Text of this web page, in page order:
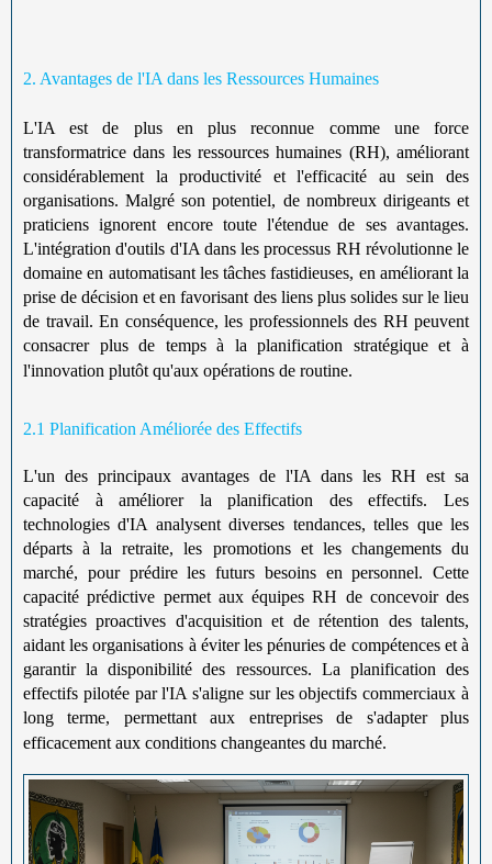
2. Avantages de l'IA dans les Ressources Humaines
L'IA est de plus en plus reconnue comme une force
transformatrice dans les ressources humaines (RH), améliorant
considérablement la productivité et l'efficacité au sein des
organisations. Malgré son potentiel, de nombreux dirigeants et
praticiens ignorent encore toute l'étendue de ses avantages.
L'intégration d'outils d'IA dans les processus RH révolutionne le
domaine en automatisant les tâches fastidieuses, en améliorant la
prise de décision et en favorisant des liens plus solides sur le lieu
de travail. En conséquence, les professionnels des RH peuvent
consacrer plus de temps à la planification stratégique et à
l'innovation plutôt qu'aux opérations de routine.
2.1 Planification Améliorée des Effectifs
L'un des principaux avantages de l'IA dans les RH est sa
capacité à améliorer la planification des effectifs. Les
technologies d'IA analysent diverses tendances, telles que les
départs à la retraite, les promotions et les changements du
marché, pour prédire les futurs besoins en personnel. Cette
capacité prédictive permet aux équipes RH de concevoir des
stratégies proactives d'acquisition et de rétention des talents,
aidant les organisations à éviter les pénuries de compétences et à
garantir la disponibilité des ressources. La planification des
effectifs pilotée par l'IA s'aligne sur les objectifs commerciaux à
long terme, permettant aux entreprises de s'adapter plus
efficacement aux conditions changeantes du marché.